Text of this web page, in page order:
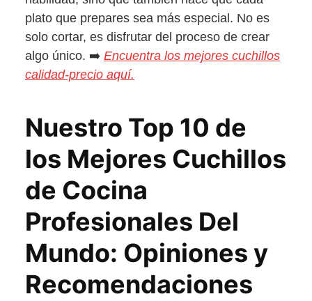
plato que prepares sea más especial. No es
solo cortar, es disfrutar del proceso de crear
algo único. ➡️ Encuentra los mejores cuchillos
calidad-precio aquí.
Nuestro Top 10 de
los Mejores Cuchillos
de Cocina
Profesionales Del
Mundo: Opiniones y
Recomendaciones